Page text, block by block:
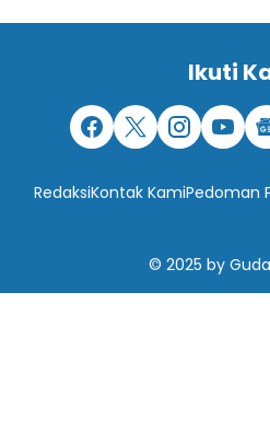
Ikuti
RedaksiKontak KamiPedoman
© 2025 by